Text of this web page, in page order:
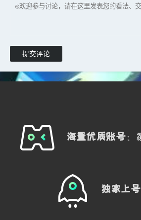
n操作完成后从破窗
n吃完小店后前往大殿
n若发现已被队友清
n注意玻璃内侧会刷
l三岔路口复活点跑法
若存在，则代表
u若大便店刷新大
提交评论
海量优质账号 ：
独家上